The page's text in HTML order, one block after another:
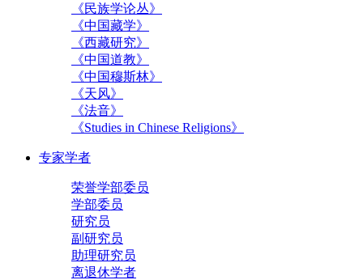
《民族学论丛》
《中国藏学》
《西藏研究》
《中国道教》
《中国穆斯林》
《天风》
《法音》
《Studies in Chinese Religions》
专家学者
荣誉学部委员
学部委员
研究员
副研究员
助理研究员
离退休学者